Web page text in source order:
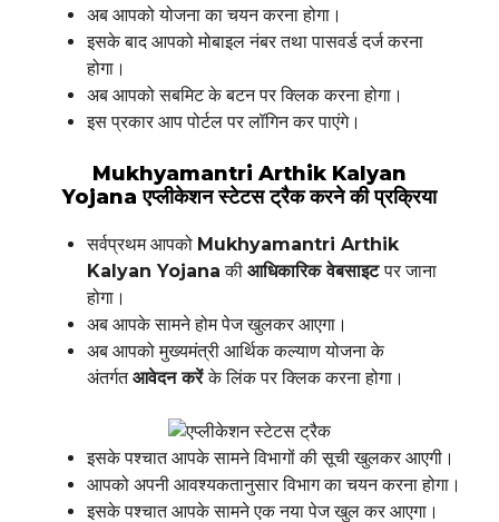
अब आपको योजना का चयन करना होगा।
इसके बाद आपको मोबाइल नंबर तथा पासवर्ड दर्ज करना
होगा।
अब आपको सबमिट के बटन पर क्लिक करना होगा।
इस प्रकार आप पोर्टल पर लॉगिन कर पाएंगे।
Mukhyamantri Arthik Kalyan
Yojana एप्लीकेशन स्टेटस ट्रैक करने की प्रक्रिया
सर्वप्रथम आपको Mukhyamantri Arthik
Kalyan Yojana की आधिकारिक वेबसाइटपर जाना
होगा।
अब आपके सामने होम पेज खुलकर आएगा।
अब आपको मुख्यमंत्री आर्थिक कल्याण योजना के
अंतर्गतआवेदन करेंके लिंक पर क्लिक करना होगा।
इसके पश्चात आपके सामने विभागों की सूची खुलकर आएगी।
आपको अपनी आवश्यकतानुसार विभाग का चयन करना होगा।
इसके पश्चात आपके सामने एक नया पेज खुल कर आएगा।